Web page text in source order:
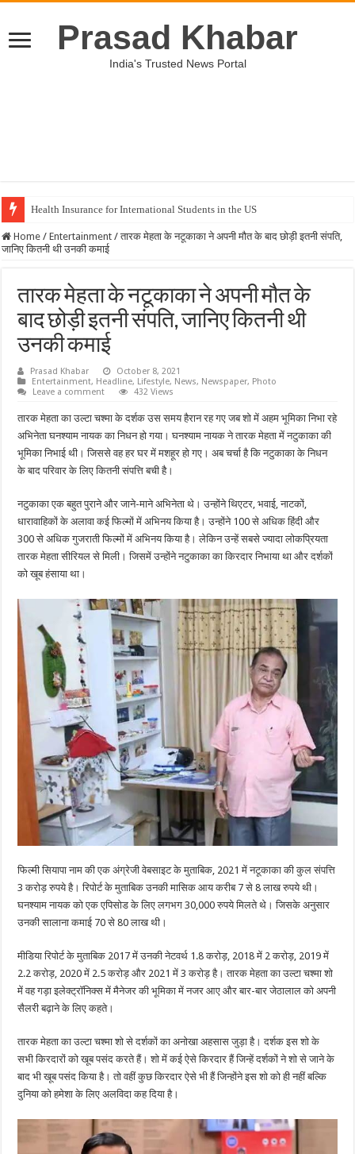
Prasad Khabar
India's Trusted News Portal
Health Insurance for International Students in the US
Home / Entertainment / तारक मेहता के नटूकाका ने अपनी मौत के बाद छोड़ी इतनी संपति,
जानिए कितनी थी उनकी कमाई
तारक मेहता के नटूकाका ने अपनी मौत के
बाद छोड़ी इतनी संपति, जानिए कितनी थी
उनकी कमाई
Prasad Khabar
October 8, 2021
Entertainment, Headline, Lifestyle, News, Newspaper, Photo
Leave a comment
432 Views
तारक मेहता का उल्टा चश्मा के दर्शक उस समय हैरान रह गए जब शो में अहम भूमिका निभा रहे
अभिनेता घनश्याम नायक का निधन हो गया। घनश्याम नायक ने तारक मेहता में नटुकाका की
भूमिका निभाई थी। जिससे वह हर घर में मशहूर हो गए। अब चर्चा है कि नटुकाका के निधन
के बाद परिवार के लिए कितनी संपत्ति बची है।
नटुकाका एक बहुत पुराने और जाने-माने अभिनेता थे। उन्होंने थिएटर, भवाई, नाटकों,
धारावाहिकों के अलावा कई फिल्मों में अभिनय किया है। उन्होंने 100 से अधिक हिंदी और
300 से अधिक गुजराती फिल्मों में अभिनय किया है। लेकिन उन्हें सबसे ज्यादा लोकप्रियता
तारक मेहता सीरियल से मिली। जिसमें उन्होंने नटुकाका का किरदार निभाया था और दर्शकों
को खूब हंसाया था।
फिल्मी सियापा नाम की एक अंग्रेजी वेबसाइट के मुताबिक, 2021 में नटूकाका की कुल संपत्ति
3 करोड़ रुपये है। रिपोर्ट के मुताबिक उनकी मासिक आय करीब 7 से 8 लाख रुपये थी।
घनश्याम नायक को एक एपिसोड के लिए लगभग 30,000 रुपये मिलते थे। जिसके अनुसार
उनकी सालाना कमाई 70 से 80 लाख थी।
मीडिया रिपोर्ट के मुताबिक 2017 में उनकी नेटवर्थ 1.8 करोड़, 2018 में 2 करोड़, 2019 में
2.2 करोड़, 2020 में 2.5 करोड़ और 2021 में 3 करोड़ है। तारक मेहता का उल्टा चश्मा शो
में वह गड़ा इलेक्ट्रॉनिक्स में मैनेजर की भूमिका में नजर आए और बार-बार जेठालाल को अपनी
सैलरी बढ़ाने के लिए कहते।
तारक मेहता का उल्टा चश्मा शो से दर्शकों का अनोखा अहसास जुड़ा है। दर्शक इस शो के
सभी किरदारों को खूब पसंद करते हैं। शो में कई ऐसे किरदार हैं जिन्हें दर्शकों ने शो से जाने के
बाद भी खूब पसंद किया है। तो वहीं कुछ किरदार ऐसे भी हैं जिन्होंने इस शो को ही नहीं बल्कि
दुनिया को हमेशा के लिए अलविदा कह दिया है।